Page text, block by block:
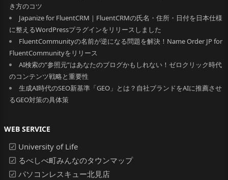
き方のコツ
Japanize for FluentCRM｜FluentCRMの氏名・住所・日付を日本仕様
に整えるWordPressプラグインをリリースしました
FluentCommunityの名前が逆になる問題を解決！Name Order JP for
FluentCommunityをリリース
AI検索の”参照元”はあなたのブログかもしれない！ゼロクリック時代
のコンテンツ戦略と重要性
生成AI時代のSEO新基準「GEO」とは？自社ブランドをAIに推薦させ
るGEO対策の具体策
WEB SERVICE
University of Life
るべしべ町みんなのタウンマップ
パソコンレスキュー北見店